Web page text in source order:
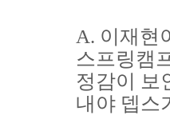
A. 이재현
스프링캠
정감이 보
내야 뎁스